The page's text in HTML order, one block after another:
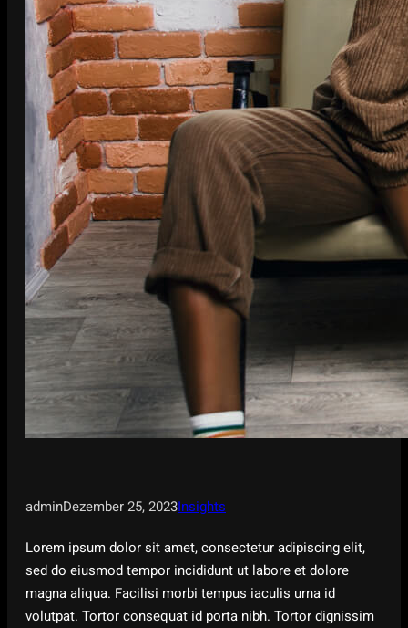
adminDezember 25, 2023Insights
Lorem ipsum dolor sit amet, consectetur adipiscing elit,
sed do eiusmod tempor incididunt ut labore et dolore
magna aliqua. Facilisi morbi tempus iaculis urna id
volutpat. Tortor consequat id porta nibh. Tortor dignissim